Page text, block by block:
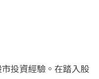
投資經驗。在踏入股